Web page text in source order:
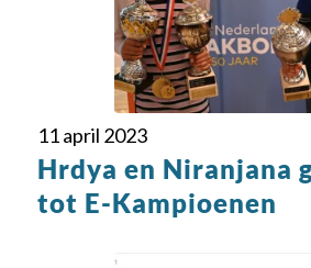
11 april 2023
Hrdya en Niranjana
tot E-Kampioenen